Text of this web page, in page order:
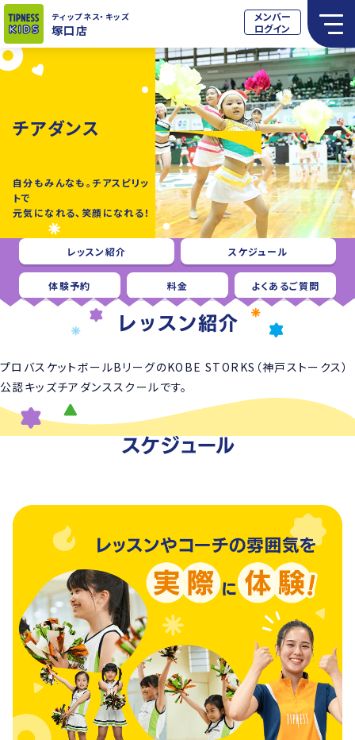
ティップネス・キッズ
塚口店
メンバー
ログイン
チアダンス
自分もみんなも。チアスピリッ
トで
元気になれる、笑顔になれる！
レッスン紹介 スケジュール
体験予約 料金 よくあるご質問
プロバスケットボールBリーグのKOBE STORKS（神戸ストークス）
公認キッズチアダンススクールです。